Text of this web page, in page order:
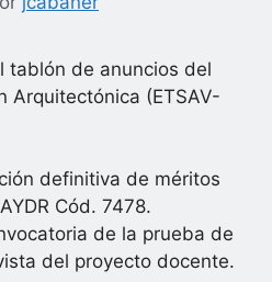
tablón de anuncios del
Arquitectónica (ETSAV-
definitiva de méritos
Cód. 7478.
de la prueba de
del proyecto docente.